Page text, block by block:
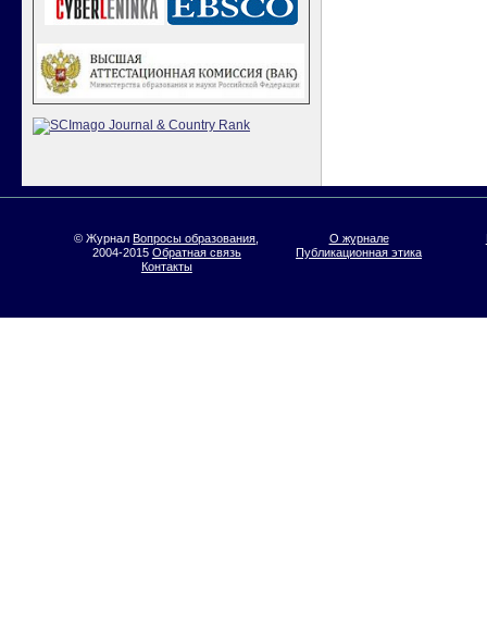
© ЖурналВопросы образования
2004-2015 Обратная связь
О журнале
Публикационная этика
Контакты